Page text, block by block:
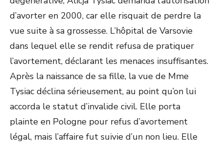
d’avorter en 2000, car elle risquait de perdre la
vue suite à sa grossesse. L’hôpital de Varsovie
dans lequel elle se rendit refusa de pratiquer
l’avortement, déclarant les menaces insuffisantes.
Après la naissance de sa fille, la vue de Mme
Tysiac déclina sérieusement, au point qu’on lui
accorda le statut d’invalide civil. Elle porta
plainte en Pologne pour refus d’avortement
légal, mais l’affaire fut suivie d’un non lieu. Elle